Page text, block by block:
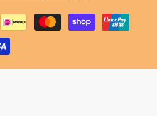
Zahlungsmethoden